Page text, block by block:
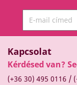
Kapcsolat
Kérdésed van?
(+36 30) 495 0116 /